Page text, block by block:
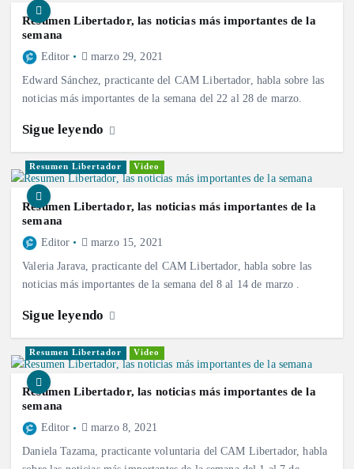
Resumen Libertador, las noticias más importantes de la
semana
Editor marzo 29, 2021
Edward Sánchez, practicante del CAM Libertador, habla sobre las
noticias más importantes de la semana del 22 al 28 de marzo.
Sigue leyendo
Resumen Libertador Video
Resumen Libertador, las noticias más importantes de la
semana
Editor marzo 15, 2021
Valeria Jarava, practicante del CAM Libertador, habla sobre las
noticias más importantes de la semana del 8 al 14 de marzo .
Sigue leyendo
Resumen Libertador Video
Resumen Libertador, las noticias más importantes de la
semana
Editor marzo 8, 2021
Daniela Tazama, practicante voluntaria del CAM Libertador, habla